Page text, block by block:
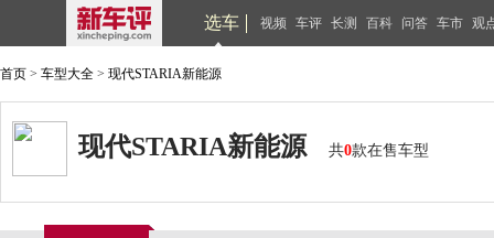
选车 视频 车评 长测 百科 问答 车市 观
首页 > 车型大全 > 现代STARIA新能源
现代STARIA新能源 共0款在售车型